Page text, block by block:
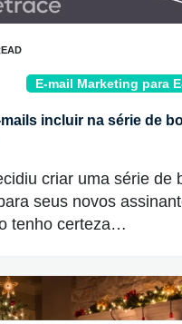
E-mail Marketing para
incluir na série de
criar uma série de
seus novos
tenho certeza…